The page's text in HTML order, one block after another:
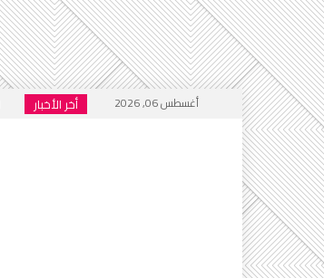
أغسطس 06, 2026 أخر الأخبار